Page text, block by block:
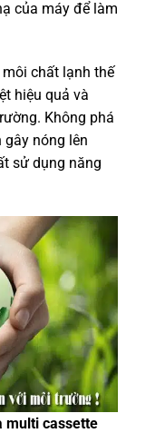
của máy để làm
chất lạnh thế
hiệu quả và
Không phá
gây nóng lên
sử dụng năng
multi cassette